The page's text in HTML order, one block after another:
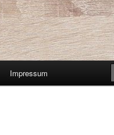
Impressum